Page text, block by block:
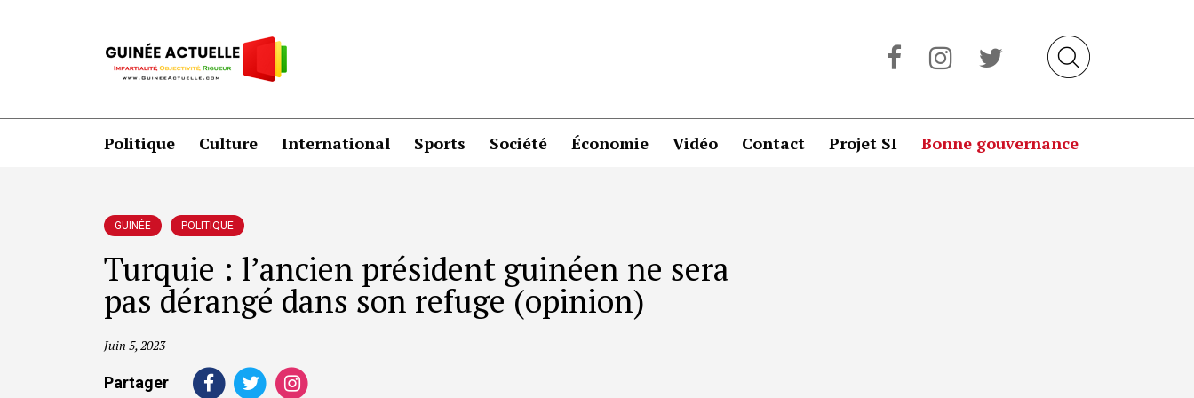
Politique Culture International Sports Société Économie Vidéo Contact Projet SI Bonne gouvernance
GUINÉE POLITIQUE
Turquie : l’ancien président guinéen ne sera
pas dérangé dans son refuge (opinion)
Juin 5, 2023
Partager